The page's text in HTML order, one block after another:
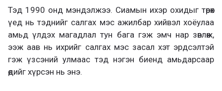
Тэд 1990 онд мэндэлжээ. Сиамын ихэр охидыг төрөх
үед нь тэднийг салгах мэс ажилбар хийвэл хоёулаа
амьд үлдэх магадлал тун бага гэж эмч нар зөвлөж,
ээж аав нь ихрийг салгах мэс засал хэт эрдсэлтэй
гэж үзсэний улмаас тэд нэгэн биенд амьдарсаар
өдийг хүрсэн нь энэ.